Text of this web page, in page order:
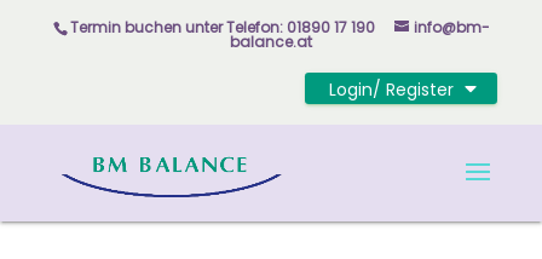
Termin buchen unterTelefon: 01890 17 190 info@bm-
balance.at
Login/ Register